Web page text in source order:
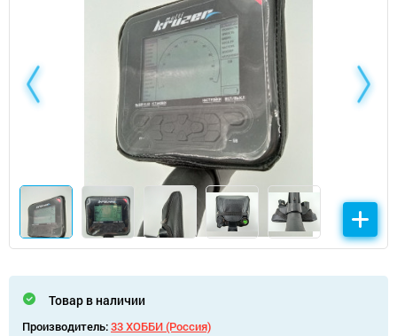
Товар в наличии
Производитель:33 ХОББИ (Россия)